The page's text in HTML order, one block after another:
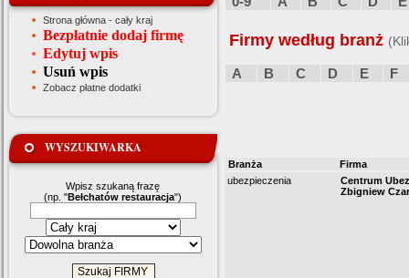
Strona główna - cały kraj
Bezpłatnie dodaj firmę
Edytuj wpis
Usuń wpis
Zobacz płatne dodatki
WYSZUKIWARKA
Wpisz szukaną frazę
(np. "Bełchatów restauracja")
Firmy według branż
A B C D E F
Branża
Firma
ubezpieczenia
Centrum
Zbigniew